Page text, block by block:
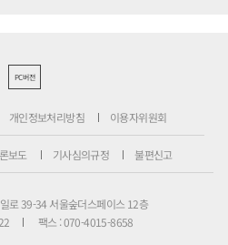
PC버전
개인정보처리방침 이용자위원회
보도 기사심의규정 불편신고
로 39-34 서울숲더스페이스 12층
팩스 : 070-4015-8658